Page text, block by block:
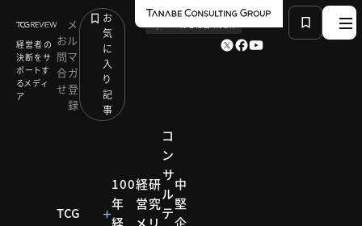
経営者の
決断をサ
ポートす
るメディ
ア
お
問
合
せ
メ
ル
マ
ガ
登
録
お
気
に
入
り
記
事
TCG
100
年
経
経
営
メ
研
究
リ
コ
ン
サ
ル
テ
中
堅
企
コンサルティング メソッド
人材不足を打開する建設業の人材採用：盛田 恵介